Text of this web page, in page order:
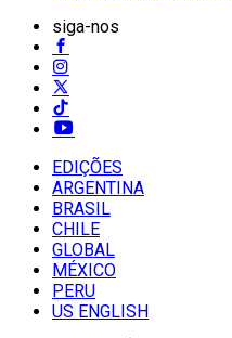
siga-nos
EDIÇÕES
ARGENTINA
BRASIL
CHILE
GLOBAL
MÉXICO
PERU
US ENGLISH